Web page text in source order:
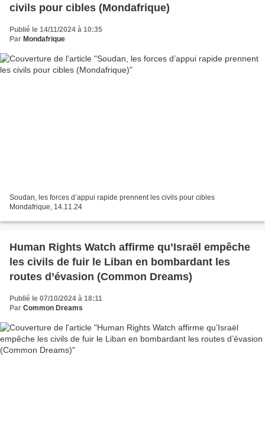
civils pour cibles (Mondafrique)
Publié le 14/11/2024 à 10:35
Par Mondafrique
Soudan, les forces d’appui rapide prennent les civils pour cibles
Mondafrique, 14.11.24
Human Rights Watch affirme qu’Israël empêche
les civils de fuir le Liban en bombardant les
routes d’évasion (Common Dreams)
Publié le 07/10/2024 à 18:11
Par Common Dreams